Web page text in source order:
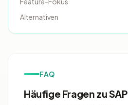
Alternativen
FAQ
Häufige Fragen zu SAP